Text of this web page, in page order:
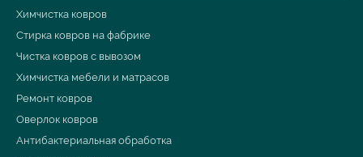
Химчистка ковров
Стирка ковров на фабрике
Чистка ковров с вывозом
Химчистка мебели и матрасов
Ремонт ковров
Оверлок ковров
Антибактериальная обработка